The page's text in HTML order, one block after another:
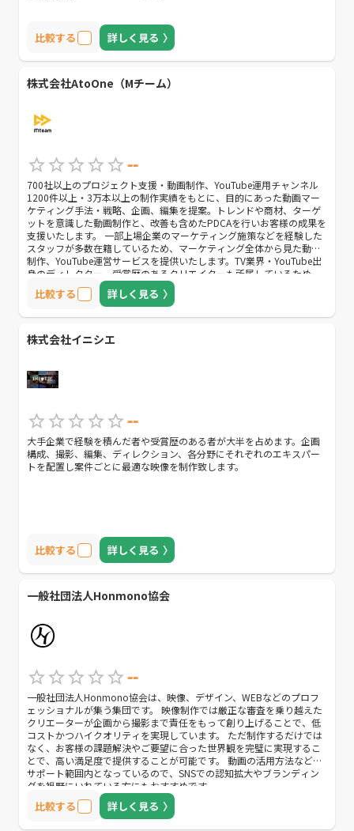
比較する 詳しく見る
株式会社AtoOne（Mチーム）
--
700社以上のプロジェクト支援・動画制作、YouTube運用チャンネル
1200件以上・3万本以上の制作実績をもとに、目的にあった動画マー
ケティング手法・戦略、企画、編集を提案。トレンドや商材、ターゲ
ットを意識した動画制作と、改善も含めたPDCAを行いお客様の成果を
支援いたします。 一部上場企業のマーケティング施策などを経験した
スタッフが多数在籍しているため、マーケティング全体から見た動画
制作、YouTube運営サービスを提供いたします。TV業界・YouTube出
身のディレクター、受賞歴のあるクリエイターも所属しているため、
様々なジャンルの企画立案・高品質でコストパフォーマンスのよいサ
ービス提供が可能です。
比較する 詳しく見る
株式会社イニシエ
--
大手企業で経験を積んだ者や受賞歴のある者が大半を占めます。企画
構成、撮影、編集、ディレクション、各分野にそれぞれのエキスパー
トを配置し案件ごとに最適な映像を制作致します。
比較する 詳しく見る
一般社団法人Honmono協会
--
一般社団法人Honmono協会は、映像、デザイン、WEBなどのプロフ
ェッショナルが集う集団です。 映像制作では厳正な審査を乗り越えた
クリエーターが企画から撮影まで責任をもって創り上げることで、低
コストかつハイクオリティを実現しています。 ただ制作するだけでは
なく、お客様の課題解決やご要望に合った世界観を完璧に実現するこ
とで、高い満足度で提供することが可能です。 動画の活用方法なども
サポート範囲内となっているので、SNSでの認知拡大やブランディン
グを視野にいれている方にもおすすめです。
比較する 詳しく見る